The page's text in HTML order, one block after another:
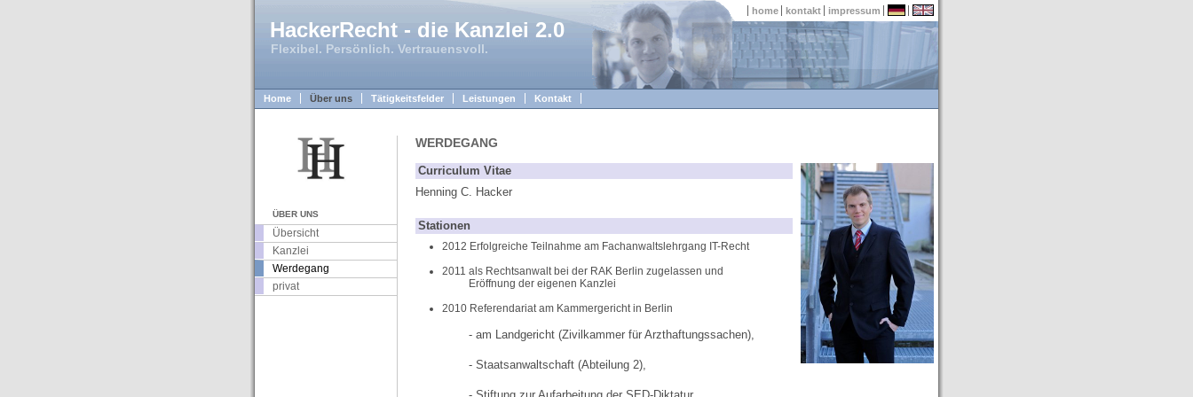
home kontakt impressum
HackerRecht - die Kanzlei 2.0
Flexibel. Persönlich. Vertrauensvoll.
Home Über uns Tätigkeitsfelder Leistungen Kontakt
ÜBER UNS
Übersicht
Kanzlei
Werdegang
privat
WERDEGANG
Curriculum Vitae
Henning C. Hacker
Stationen
2012 Erfolgreiche Teilnahme am Fachanwaltslehrgang IT-Recht
2011 als Rechtsanwalt bei der RAK Berlin zugelassen und
Eröffnung der eigenen Kanzlei
2010 Referendariat am Kammergericht in Berlin
- am Landgericht (Zivilkammer für Arzthaftungssachen),
- Staatsanwaltschaft (Abteilung 2),
- Stiftung zur Aufarbeitung der SED-Diktatur,